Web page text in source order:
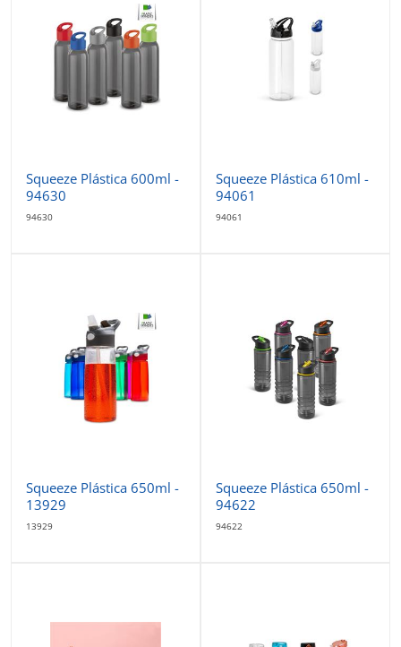
Squeeze Plástica 600ml -
94630
94630
Squeeze Plástica 610ml -
94061
94061
Squeeze Plástica 650ml -
13929
13929
Squeeze Plástica 650ml -
94622
94622